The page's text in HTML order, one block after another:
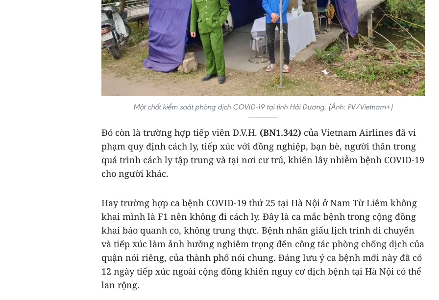
Một chốt kiểm soát phòng dịch COVID-19 tại tỉnh Hải Dương. (Ảnh: PV/Vietnam+)
Đó còn là trường hợp tiếp viên D.V.H. (BN1.342) của Vietnam Airlines đã vi
phạm quy định cách ly, tiếp xúc với đồng nghiệp, bạn bè, người thân trong
quá trình cách ly tập trung và tại nơi cư trú, khiến lây nhiễm bệnh COVID-19
cho người khác.
Hay trường hợp ca bệnh COVID-19 thứ 25 tại Hà Nội ở Nam Từ Liêm không
khai mình là F1 nên không đi cách ly. Đây là ca mắc bệnh trong cộng đồng
khai báo quanh co, không trung thực. Bệnh nhân giấu lịch trình di chuyển
và tiếp xúc làm ảnh hưởng nghiêm trọng đến công tác phòng chống dịch của
quận nói riêng, của thành phố nói chung. Đáng lưu ý ca bệnh mới này đã có
12 ngày tiếp xúc ngoài cộng đồng khiến nguy cơ dịch bệnh tại Hà Nội có thể
lan rộng.